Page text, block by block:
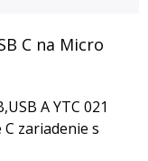
C na Micro
A YTC 021
zariadenie s